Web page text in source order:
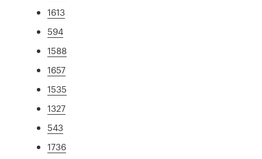
1613
594
1588
1657
1535
1327
543
1736